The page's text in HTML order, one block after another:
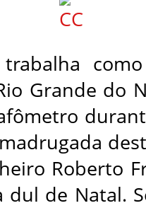
Grande do
Roberto
dul de Natal.